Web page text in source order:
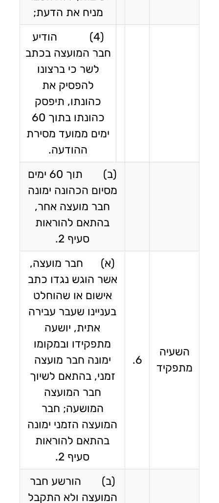
מניח את הדעת;
(4) הודיע
חבר המועצה בכתב
לשר כי ברצונו
להפסיק את
כהונתו, תיפסק
כהונתו בתוך 60
ימים ממועד מסירת
ההודעה.
(ב) תוך 60 ימים
מסיום הכהונה ימונה
חבר מועצה אחר,
בהתאם להוראות
סעיף 2.
השעיה
מתפקיד
6.
(א) חבר מועצה,
אשר הוגש נגדו כתב
אישום או שהוחלט
בעניינו שעבר עבירה
אתית, יושעה
מתפקידו ובמקומו
ימונה חבר מועצה
זמני, בהתאם לשיוך
חבר המועצה
המושעה; חבר
המועצה הזמני ימונה
בהתאם להוראות
סעיף 2.
(ב) הורשע חבר
המועצה ולא התקבל